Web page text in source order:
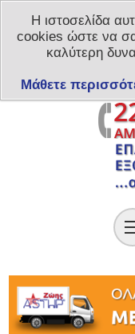
Η ιστοσελίδα
cookies ώστε να
καλύτερη
Μάθετε